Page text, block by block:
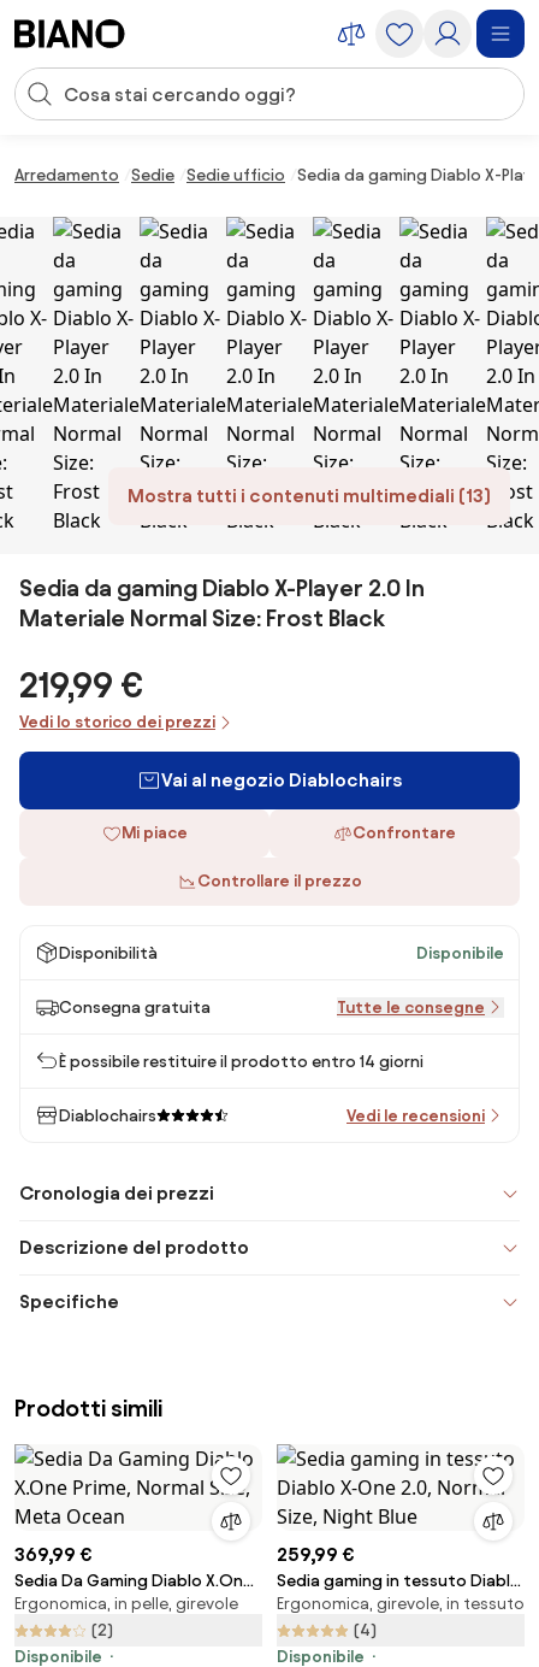
Input della ricerca
Arredamento Sedie Sedie ufficio Sedia da gaming Diablo X-
Mostra tutti i contenuti multimediali (13)
Sedia da gaming Diablo X-Player 2.0 In
Materiale Normal Size: Frost Black
219,99 €
Vedi lo storico dei prezzi
Vai al negozio Diablochairs
Mi piace Confrontare
Controllare il prezzo
Disponibilità Disponibile
Consegna gratuita Tutte le consegne
È possibile restituire il prodotto entro 14 giorni
Diablochairs Vedi le recensioni
Cronologia dei prezzi
Descrizione del prodotto
Specifiche
Prodotti simili
369,99 €
Sedia Da Gaming Diablo X.One
Prime, Normal Size, Meta Ocean
Ergonomica, in pelle, girevole
(2)
Disponibile
259,99 €
Sedia gaming in tessuto Diablo
X-One 2.0, Normal Size, Night
Blue
Ergonomica, girevole, in tessuto
(4)
Disponibile